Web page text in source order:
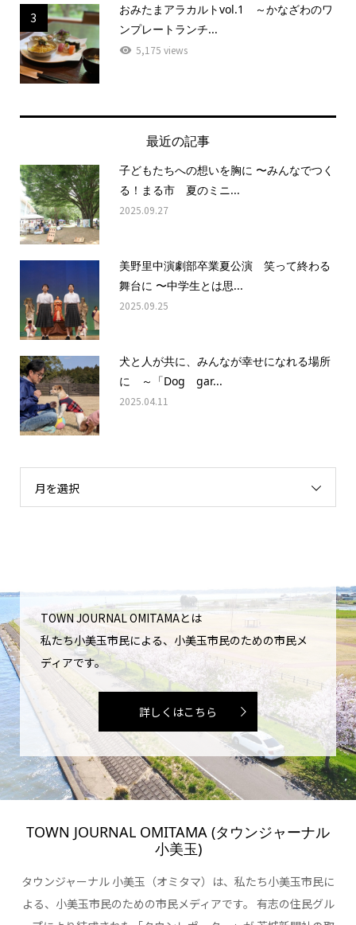
3
おみたまアラカルトvol.1 ～かなざわのワ
ンプレートランチ...
5,175 views
最近の記事
子どもたちへの想いを胸に 〜みんなでつく
る！まる市 夏のミニ...
2025.09.27
美野里中演劇部卒業夏公演 笑って終わる
舞台に 〜中学生とは思...
2025.09.25
犬と人が共に、みんなが幸せになれる場所
に ～「Dog gar...
2025.04.11
月を選択
TOWN JOURNAL OMITAMAとは
私たち小美玉市民による、小美玉市民のための市民メ
ディアです。
詳しくはこちら
TOWN JOURNAL OMITAMA (タウンジャーナル
小美玉)
タウンジャーナル 小美玉（オミタマ）は、私たち小美玉市民に
よる、小美玉市民のための市民メディアです。 有志の住民グル